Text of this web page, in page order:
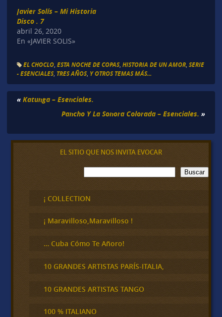
Javier Solís – Mi Historia
Disco . 7
abril 26, 2020
En «JAVIER SOLIS»
EL CHOCLO, ESTA NOCHE DE COPAS, HISTORIA DE UN AMOR, SERIE
- ESENCIALES, TRES AÑOS, Y OTROS TEMAS MÁS...
« Katunga – Esenciales.
Pancho Y La Sonora Colorada – Esenciales. »
EL SITIO QUE NOS INVITA EVOCAR
B
u
c
a
Buscar
¡ COLLECTION
¡ Maravilloso,Maravilloso !
… Cuba Cómo Te Añoro!
10 GRANDES ARTISTAS PARÍS-ITALIA,
10 GRANDES ARTISTAS TANGO
100 % ITALIANO